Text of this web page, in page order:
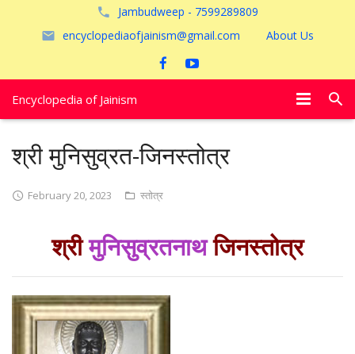
Jambudweep - 7599289809
encyclopediaofjainism@gmail.com
About Us
Encyclopedia of Jainism
पूजायें
श्री मुनिसुव्रत-जिनस्तोत्र
February 20, 2023 स्तोत्र
श्रीमुनिसुव्रतनाथजिनस्तोत्र